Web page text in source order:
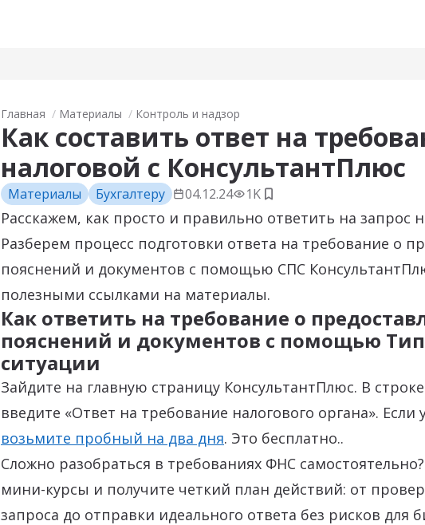
Главная Материалы Контроль и надзор
Как составить ответ на
налоговой с КонсультантПлюс
Материалы Бухгалтеру 04.12.24 1K Добавить в закладки
Расскажем, как просто и правильно ответить на запрос
Разберем процесс подготовки ответа на требование о
пояснений и документов с помощью СПС
полезными ссылками на материалы.
Как ответить на требование о
пояснений и документов с помощью
ситуации
Зайдите на главную страницу КонсультантПлюс. В
введите «Ответ на требование налогового органа». Если
возьмите пробный на два дня. Это бесплатно..
Сложно разобраться в требованиях ФНС
мини-курсы и получите четкий план действий: от
запроса до отправки идеального ответа без рисков для